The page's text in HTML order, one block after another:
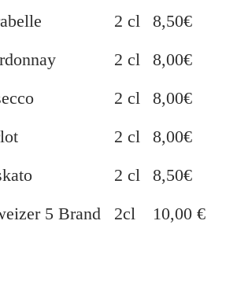
2 cl
8,50€
2 cl
8,00€
2 cl
8,00€
2 cl
8,00€
2 cl
8,50€
5 Brand
2cl 10,00 €